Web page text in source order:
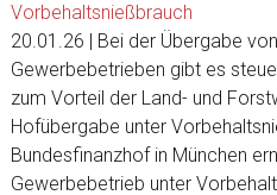
Vorbehaltsnießbrauch
20.01.26 | Bei der Übergabe
Gewerbebetrieben gibt es
zum Vorteil der Land- und
Hofübergabe unter
Bundesfinanzhof in München
Gewerbebetrieb unter